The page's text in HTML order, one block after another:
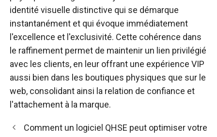
identité visuelle distinctive qui se démarque
instantanément et qui évoque immédiatement
l'excellence et l'exclusivité. Cette cohérence dans
le raffinement permet de maintenir un lien privilégié
avec les clients, en leur offrant une expérience VIP
aussi bien dans les boutiques physiques que sur le
web, consolidant ainsi la relation de confiance et
l'attachement à la marque.
Comment un logiciel QHSE peut optimiser votre